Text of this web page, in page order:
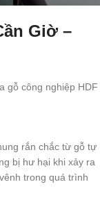
Giờ –
gỗ công nghiệp HDF
rắn chắc từ gỗ tự
bị hư hại khi xảy ra
trong quá trình